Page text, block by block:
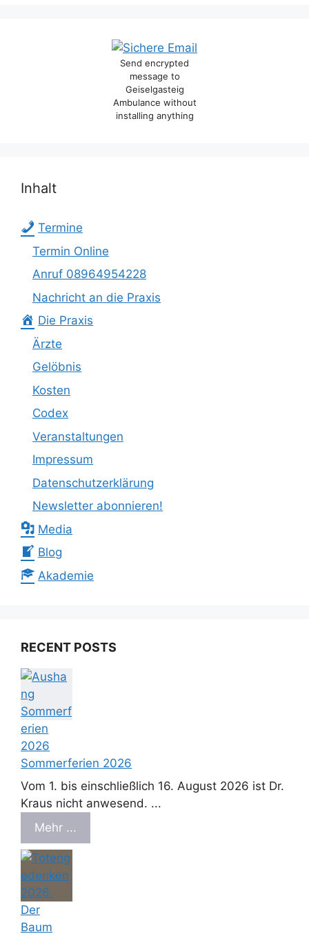
Send encrypted
message to
Geiselgasteig
Ambulance without
installing anything
Inhalt
Termine
Termin Online
Anruf 08964954228
Nachricht an die Praxis
Die Praxis
Ärzte
Gelöbnis
Kosten
Codex
Veranstaltungen
Impressum
Datenschutzerklärung
Newsletter abonnieren!
Media
Blog
Akademie
RECENT POSTS
Sommerferien 2026
Vom 1. bis einschließlich 16. August 2026 ist Dr.
Kraus nicht anwesend. ...
Mehr ...